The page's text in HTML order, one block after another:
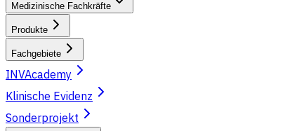
Medizinische Fachkräfte
Produkte
Fachgebiete
INVAcademy
Klinische Evidenz
Sonderprojekt